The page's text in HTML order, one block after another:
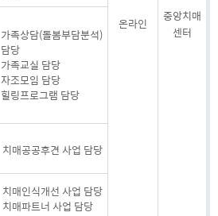
온라인
중앙치매
센터
가족상담(돌봄부담분석)
담당
가족교실 담당
자조모임 담당
힐링프로그램 담당
치매공공후견 사업 담당
치매인식개선 사업 담당
치매파트너 사업 담당